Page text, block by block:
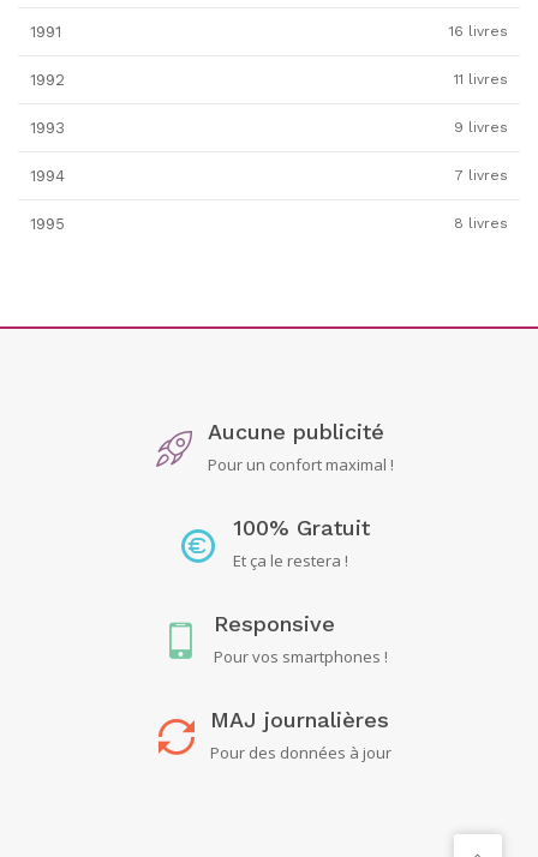
1991 16 livres
1992 11 livres
1993 9 livres
1994 7 livres
1995 8 livres
Aucune publicité
Pour un confort maximal !
100% Gratuit
Et ça le restera !
Responsive
Pour vos smartphones !
MAJ journalières
Pour des données à jour